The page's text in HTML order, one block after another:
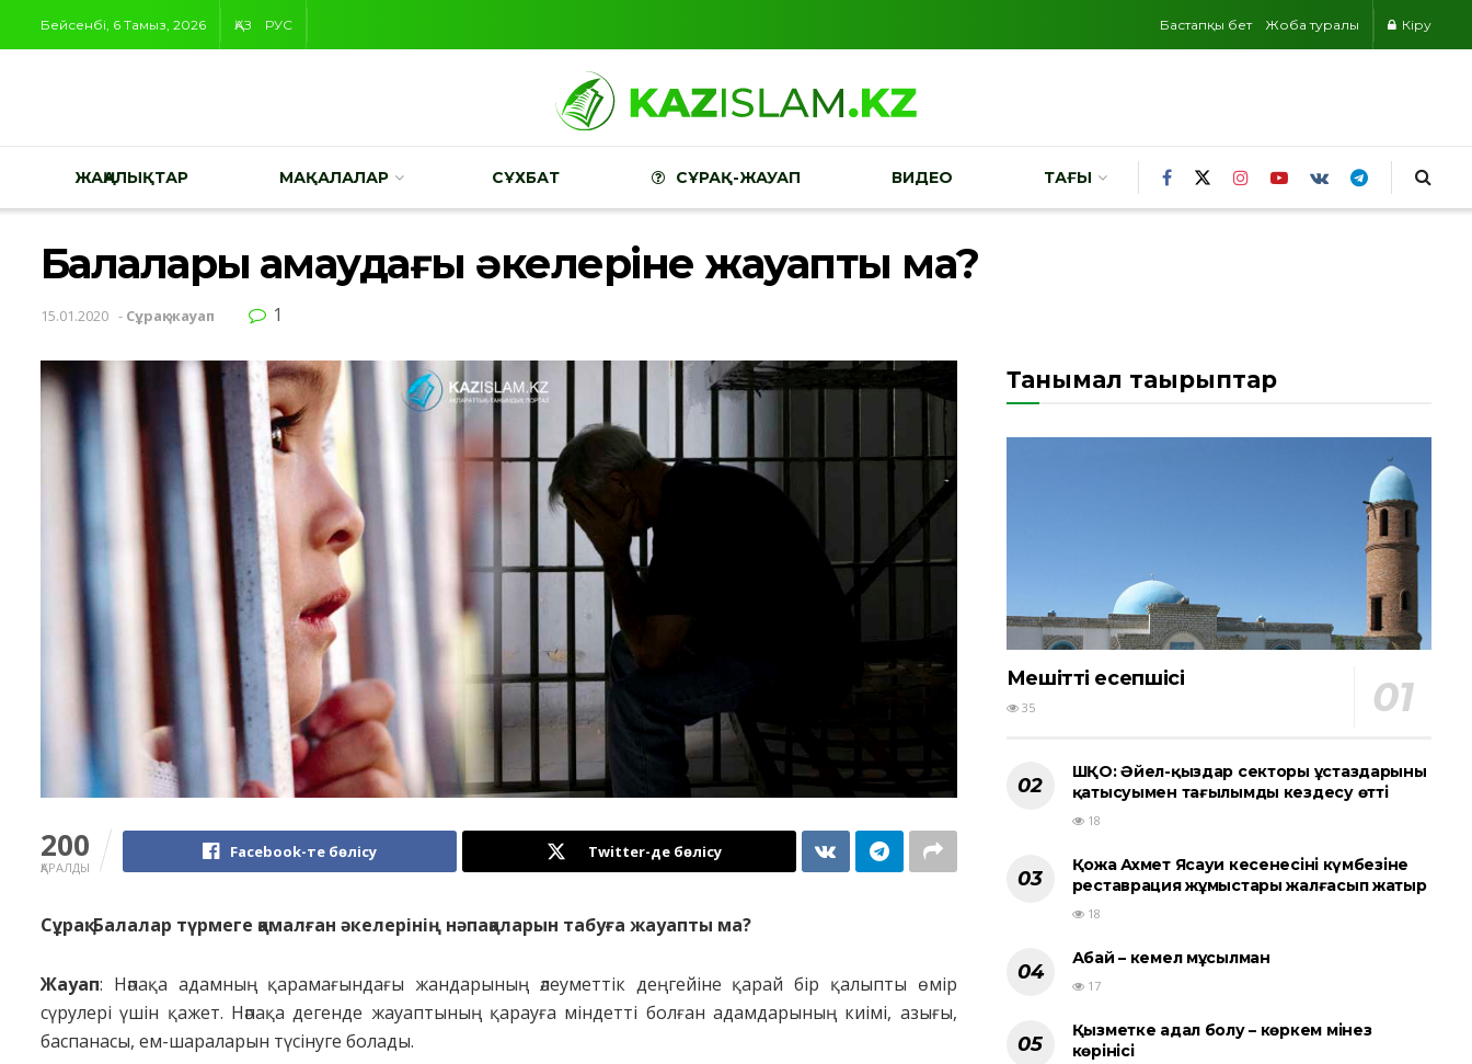
Бейсенбі, 6 Тамыз, 2026 ҚАЗ РУС Бастапқы бет Жоба туралы Кіру
ЖАҢАЛЫҚТАР МАҚАЛАЛАР СҰХБАТ СҰРАҚ-ЖАУАП ВИДЕО ТАҒЫ
Балалары қамаудағы әкелеріне жауапты ма?
15.01.2020 - Сұрақ-жауап 1
200
ҚАРАЛДЫ
Facebook-те бөлісу Twitter-де бөлісу
Сұрақ: Балалар түрмеге қамалған әкелерінің нәпақаларын табуға жауапты ма?
Жауап: Нәпақа адамның қарамағындағы жандарының әлеуметтік деңгейіне қарай бір қалыпты өмір
сүрулері үшін қажет. Нәпақа дегенде жауаптының қарауға міндетті болған адамдарының киімі, азығы,
баспанасы, ем-шараларын түсінуге болады.
Танымал тақырыптар
Мешіттің есепшісі
35
ШҚО: Әйел-қыздар секторы ұстаздарының
қатысуымен тағылымды кездесу өтті
18
Қожа Ахмет Ясауи кесенесінің күмбезіне
реставрация жұмыстары жалғасып жатыр
18
Абай – кемел мұсылман
17
Қызметке адал болу – көркем мінез
көрінісі